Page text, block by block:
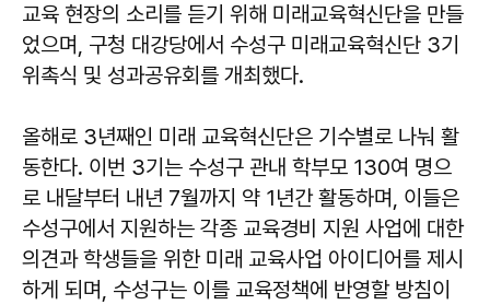
교육 현장의 소리를 듣기 위해 미래교육혁신단을 만들
었으며, 구청 대강당에서 수성구 미래교육혁신단 3기
위촉식 및 성과공유회를 개최했다.
올해로 3년째인 미래 교육혁신단은 기수별로 나눠 활
동한다. 이번 3기는 수성구 관내 학부모 130여 명으
로 내달부터 내년 7월까지 약 1년간 활동하며, 이들은
수성구에서 지원하는 각종 교육경비 지원 사업에 대한
의견과 학생들을 위한 미래 교육사업 아이디어를 제시
하게 되며, 수성구는 이를 교육정책에 반영할 방침이